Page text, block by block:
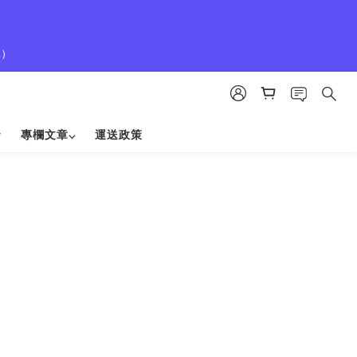
專欄文章⌵ 運送政策